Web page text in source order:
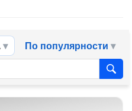
По популярности